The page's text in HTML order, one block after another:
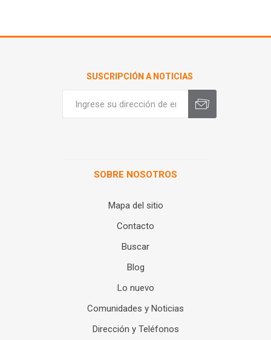
SUSCRIPCIÓN A NOTICIAS
SOBRE NOSOTROS
Mapa del sitio
Contacto
Buscar
Blog
Lo nuevo
Comunidades y Noticias
Dirección y Teléfonos